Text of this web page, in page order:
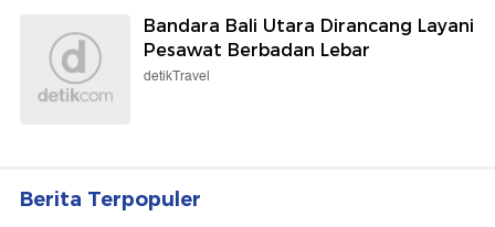
Bandara Bali Utara Dirancang Layani
Pesawat Berbadan Lebar
detikTravel
Berita Terpopuler